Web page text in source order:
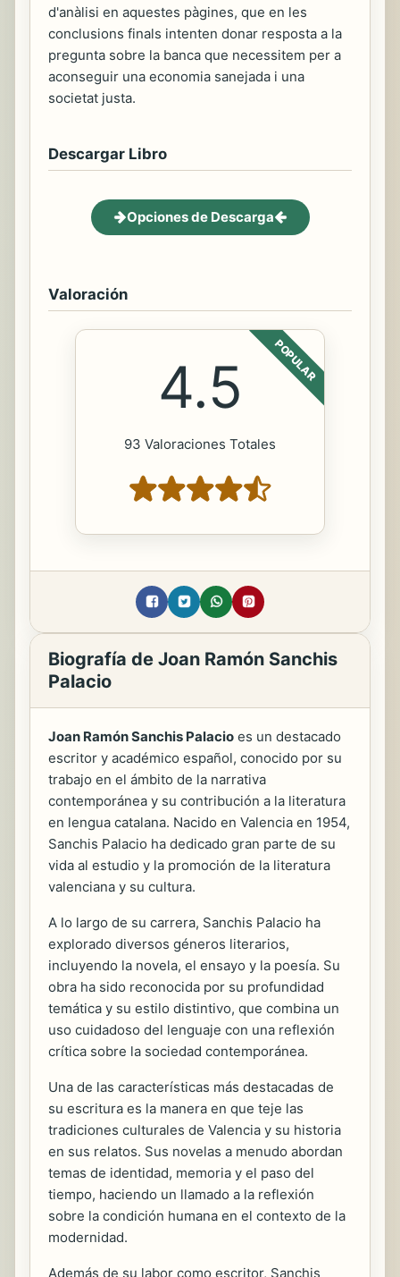
d'anàlisi en aquestes pàgines, que en les
conclusions finals intenten donar resposta a la
pregunta sobre la banca que necessitem per a
aconseguir una economia sanejada i una
societat justa.
Descargar Libro
Opciones de Descarga
Valoración
POPULAR
4.5
93 Valoraciones Totales
Biografía de Joan Ramón Sanchis
Palacio
Joan Ramón Sanchis Palacio es un destacado
escritor y académico español, conocido por su
trabajo en el ámbito de la narrativa
contemporánea y su contribución a la literatura
en lengua catalana. Nacido en Valencia en 1954,
Sanchis Palacio ha dedicado gran parte de su
vida al estudio y la promoción de la literatura
valenciana y su cultura.
A lo largo de su carrera, Sanchis Palacio ha
explorado diversos géneros literarios,
incluyendo la novela, el ensayo y la poesía. Su
obra ha sido reconocida por su profundidad
temática y su estilo distintivo, que combina un
uso cuidadoso del lenguaje con una reflexión
crítica sobre la sociedad contemporánea.
Una de las características más destacadas de
su escritura es la manera en que teje las
tradiciones culturales de Valencia y su historia
en sus relatos. Sus novelas a menudo abordan
temas de identidad, memoria y el paso del
tiempo, haciendo un llamado a la reflexión
sobre la condición humana en el contexto de la
modernidad.
Además de su labor como escritor, Sanchis